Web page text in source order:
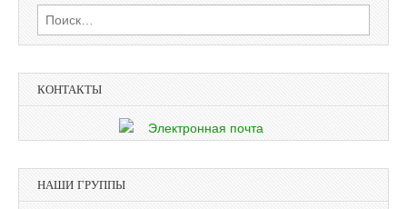
Найти:
КОНТАКТЫ
НАШИ ГРУППЫ